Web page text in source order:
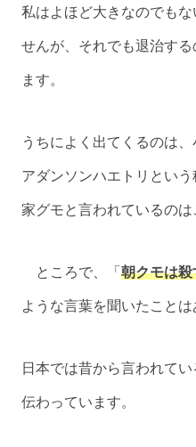
私はよほど大きなのでも
せんが、それでも退治す
ます。
うちによく出てくるのは
アダンソンハエトリとい
家グモと言われているのは
ところで、「 朝クモは
ような言葉を聞いたことは
日本では昔から言われて
伝わっています。